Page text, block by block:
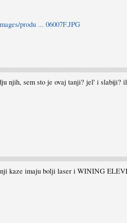
produ ... 06007F.JPG
njih, sem sto je ovaj tanji? jel' i slabiji?
kaze imaju bolji laser i WINING